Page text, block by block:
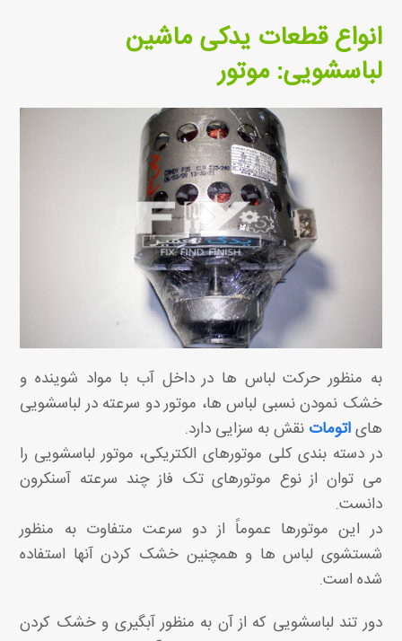
انواع قطعات یدکی ماشین
لباسشویی: موتور
به منظور حرکت لباس ها در داخل آب با مواد شوینده و
خشک نمودن نسبی لباس ها، موتور دو سرعته در لباسشویی
هایاتومات نقش به سزایی دارد.
در دسته بندی کلی موتورهای الکتریکی، موتور لباسشویی را
می توان از نوع موتورهای تک فاز چند سرعته آسنکرون
دانست.
در این موتورها عموماً از دو سرعت متفاوت به منظور
شستشوی لباس ها و همچنین خشک کردن آنها استفاده
شده است.
دور تند لباسشویی که از آن به منظور آبگیری و خشک کردن